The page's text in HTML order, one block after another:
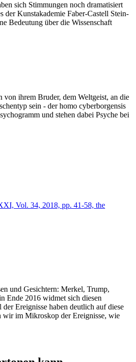
sich Stimmungen noch dramatisiert
der Kunstakademie Faber-Castell Stein-
Bedeutung über die Wissenschaft
von ihrem Bruder, dem Weltgeist, an die
sein - der homo cyberborgensis
und stehen dabei Psyche bei
Vol. 34, 2018, pp. 41-58, the
und Gesichtern: Merkel, Trump,
Ende 2016 widmet sich diesen
Ereignisse haben deutlich auf diese
wir im Mikroskop der Ereignisse, wie